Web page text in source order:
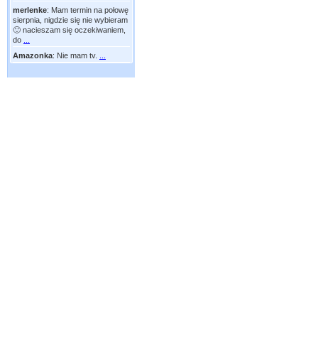
merlenke: Mam termin na połowę
sierpnia, nigdzie się nie wybieram
🙂 nacieszam się oczekiwaniem,
do
Amazonka: Nie mam tv.